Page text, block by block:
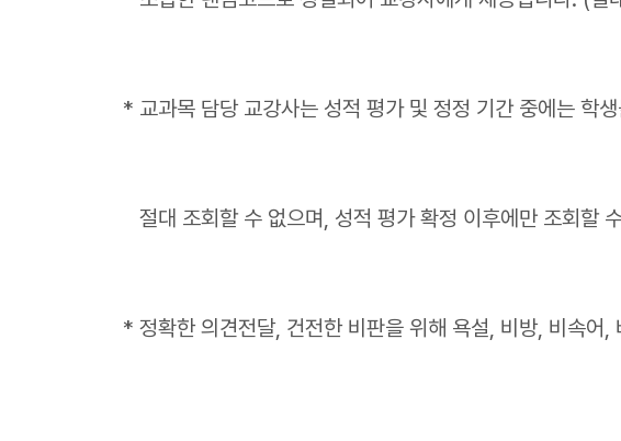
* 교과목 담당 교강사는 성적 평가 및 정정 기간 중에는 학
절대 조회할 수 없으며, 성적 평가 확정 이후에만 조회할
* 정확한 의견전달, 건전한 비판을 위해 욕설, 비방, 비속어,